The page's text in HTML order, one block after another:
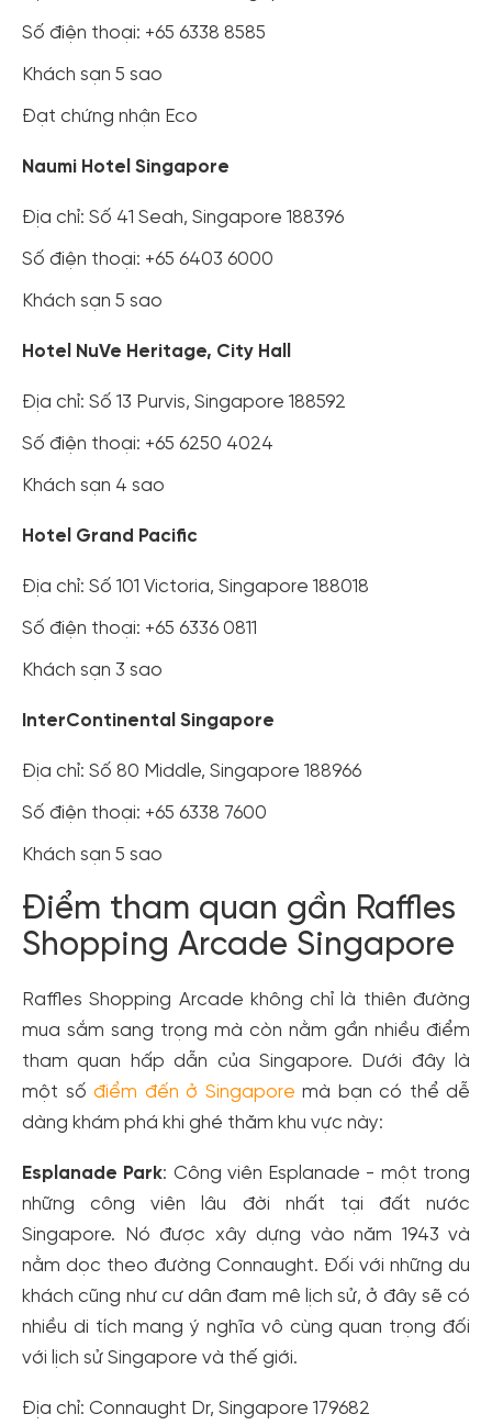
Số điện thoại: +65 6338 8585
Khách sạn 5 sao
Đạt chứng nhận Eco
Naumi Hotel Singapore
Địa chỉ: Số 41 Seah, Singapore 188396
Số điện thoại: +65 6403 6000
Khách sạn 5 sao
Hotel NuVe Heritage, City Hall
Địa chỉ: Số 13 Purvis, Singapore 188592
Số điện thoại: +65 6250 4024
Khách sạn 4 sao
Hotel Grand Pacific
Địa chỉ: Số 101 Victoria, Singapore 188018
Số điện thoại: +65 6336 0811
Khách sạn 3 sao
InterContinental Singapore
Địa chỉ: Số 80 Middle, Singapore 188966
Số điện thoại: +65 6338 7600
Khách sạn 5 sao
Điểm tham quan gần Raffles
Shopping Arcade Singapore
Raffles Shopping Arcade không chỉ là thiên đường
mua sắm sang trọng mà còn nằm gần nhiều điểm
tham quan hấp dẫn của Singapore. Dưới đây là
một số điểm đến ở Singapore mà bạn có thể dễ
dàng khám phá khi ghé thăm khu vực này:
Esplanade Park: Công viên Esplanade - một trong
những công viên lâu đời nhất tại đất nước
Singapore. Nó được xây dựng vào năm 1943 và
nằm dọc theo đường Connaught. Đối với những du
khách cũng như cư dân đam mê lịch sử, ở đây sẽ có
nhiều di tích mang ý nghĩa vô cùng quan trọng đối
với lịch sử Singapore và thế giới.
Địa chỉ: Connaught Dr, Singapore 179682